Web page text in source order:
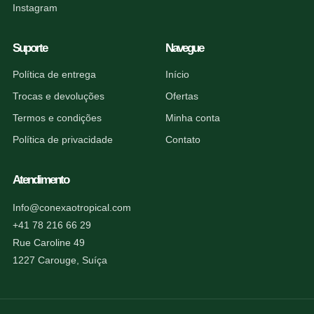
Instagram
Suporte
Política de entrega
Trocas e devoluções
Termos e condições
Política de privacidade
Navegue
Início
Ofertas
Minha conta
Contato
Atendimento
Info@conexaotropical.com
+41 78 216 66 29
Rue Caroline 49
1227 Carouge, Suíça